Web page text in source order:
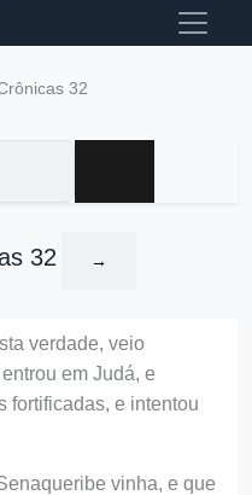
32
32 →
verdade, veio
em Judá, e
fortificadas, e intentou
vinha, e que